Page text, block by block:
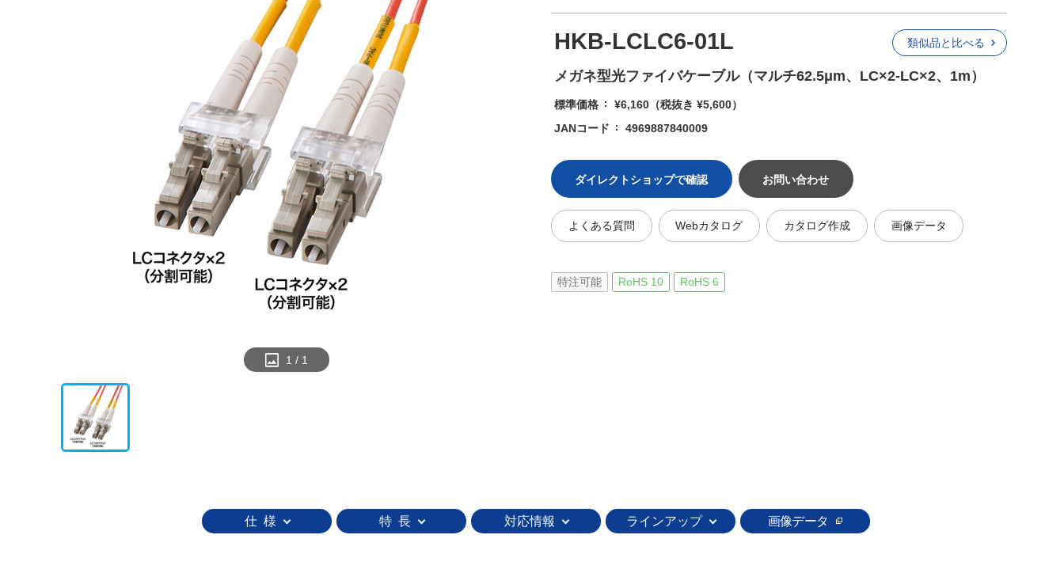
1 / 1
HKB-LCLC6-01L
メガネ型光ファイバケーブル（マルチ62.5μm、LC×2-LC×2、1m）
類似品と比べる
標準価格 ¥6,160 （税抜き ¥5,600）
JANコード
4969887840009
ダイレクトショップで確認 お問い合わせ
よくある質問 Webカタログ カタログ作成 画像データ
特注可能 RoHS 10 RoHS 6
仕 様 特 長 対応情報 ラインアップ 画像データ